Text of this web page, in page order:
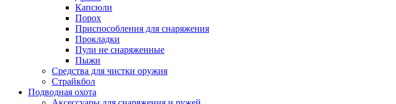
Капсюли
Порох
Приспособления для снаряжения
Прокладки
Пули не снаряженные
Пыжи
Средства для чистки оружия
Страйкбол
Подводная охота